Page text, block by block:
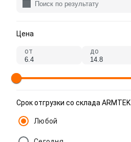
Цена
от до
Срок отгрузки со склада ARMTEK
Любой